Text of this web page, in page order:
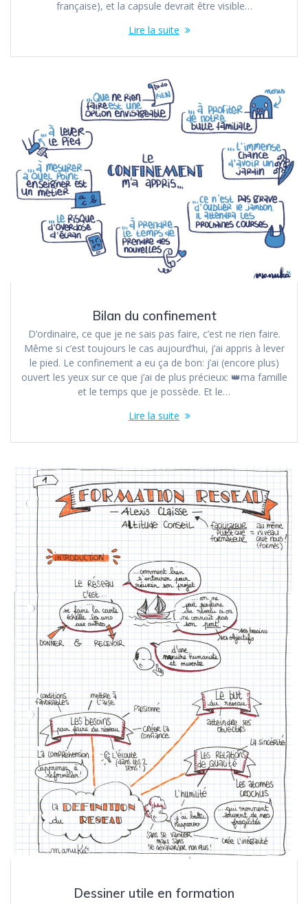
française), et la capsule devrait être visible…
Lire la suite
Bilan du confinement
D’ordinaire, ce que je ne sais pas faire, c’est ne rien faire.
Même si c’est toujours le cas aujourd’hui, j’ai appris à lever
le pied. Le confinement a eu ça de bon: j’ai (encore plus)
ouvert les yeux sur ce que j’ai de plus précieux: 👑ma famille
et le temps que je possède. Et le…
Lire la suite
Dessiner utile en formation